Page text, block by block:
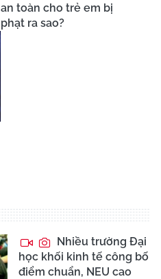
an toàn cho trẻ em bị
phạt ra sao?
Nhiều trường Đại
học khối kinh tế công bố
điểm chuẩn, NEU cao